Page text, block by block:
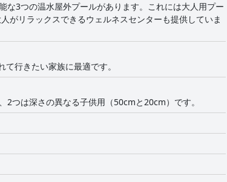
な3つの温水屋外プールがあります。これには大人用プー
がリラックスできるウェルネスセンターも提供していま
行きたい家族に最適です。
つは深さの異なる子供用（50cmと20cm）です。